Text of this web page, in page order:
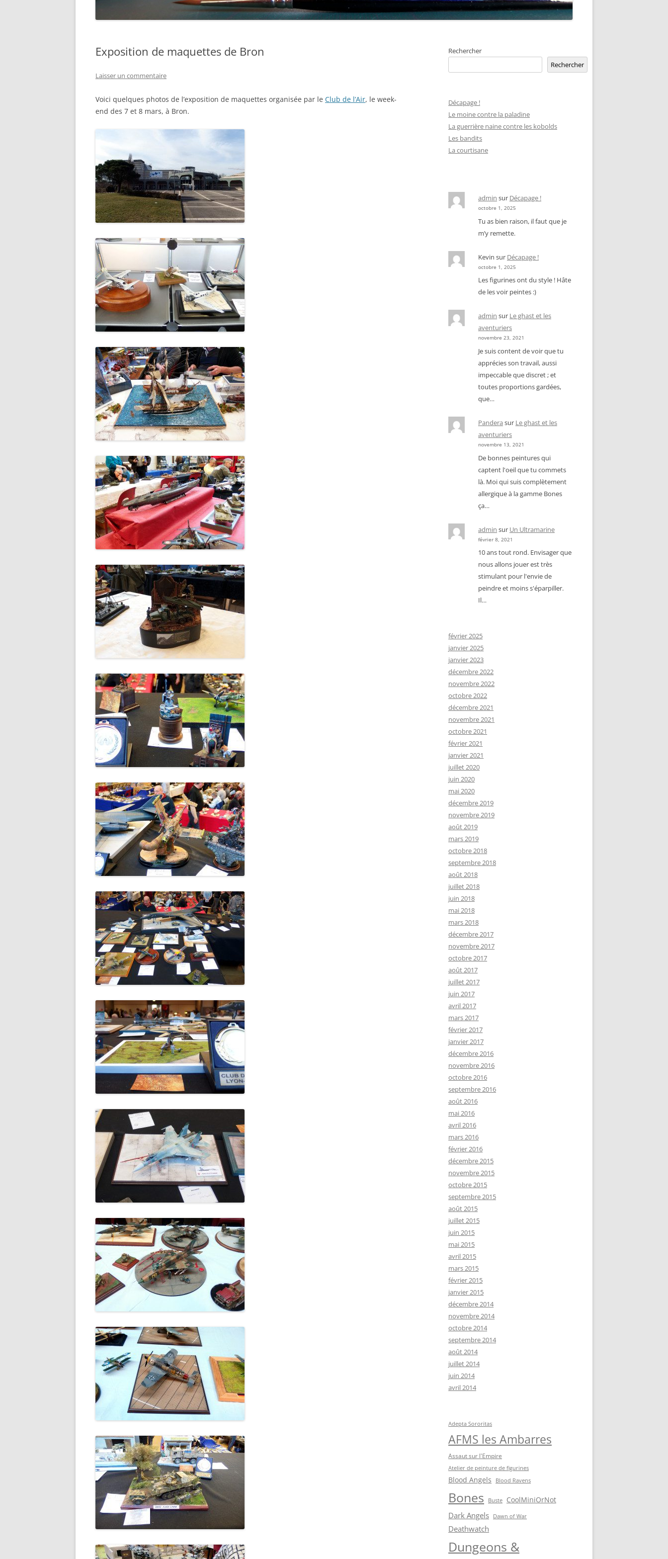
Exposition de maquettes de Bron
Laisser un commentaire
Voici quelques photos de l’exposition de maquettes organisée par le Club de l’Air, le week-
end des 7 et 8 mars, à Bron.
Rechercher
Rechercher
Décapage !
Le moine contre la paladine
La guerrière naine contre les kobolds
Les bandits
La courtisane
admin sur Décapage !
octobre 1, 2025
Tu as bien raison, il faut que je
m’y remette.
Kevin sur Décapage !
octobre 1, 2025
Les figurines ont du style ! Hâte
de les voir peintes :)
admin sur Le ghast et les
aventuriers
novembre 23, 2021
Je suis content de voir que tu
apprécies son travail, aussi
impeccable que discret ; et
toutes proportions gardées,
que…
Pandera sur Le ghast et les
aventuriers
novembre 13, 2021
De bonnes peintures qui
captent l'oeil que tu commets
là. Moi qui suis complètement
allergique à la gamme Bones
ça…
admin sur Un Ultramarine
février 8, 2021
10 ans tout rond. Envisager que
nous allons jouer est très
stimulant pour l'envie de
peindre et moins s'éparpiller.
Il…
février 2025
janvier 2025
janvier 2023
décembre 2022
novembre 2022
octobre 2022
décembre 2021
novembre 2021
octobre 2021
février 2021
janvier 2021
juillet 2020
juin 2020
mai 2020
décembre 2019
novembre 2019
août 2019
mars 2019
octobre 2018
septembre 2018
août 2018
juillet 2018
juin 2018
mai 2018
mars 2018
décembre 2017
novembre 2017
octobre 2017
août 2017
juillet 2017
juin 2017
avril 2017
mars 2017
février 2017
janvier 2017
décembre 2016
novembre 2016
octobre 2016
septembre 2016
août 2016
mai 2016
avril 2016
mars 2016
février 2016
décembre 2015
novembre 2015
octobre 2015
septembre 2015
août 2015
juillet 2015
juin 2015
mai 2015
avril 2015
mars 2015
février 2015
janvier 2015
décembre 2014
novembre 2014
octobre 2014
septembre 2014
août 2014
juillet 2014
juin 2014
avril 2014
Adepta Sororitas
AFMS les Ambarres
Assaut sur l'Empire
Atelier de peinture de figurines
Blood Angels Blood Ravens
Bones Buste CoolMiniOrNot
Dark Angels Dawn of War
Deathwatch
Dungeons &